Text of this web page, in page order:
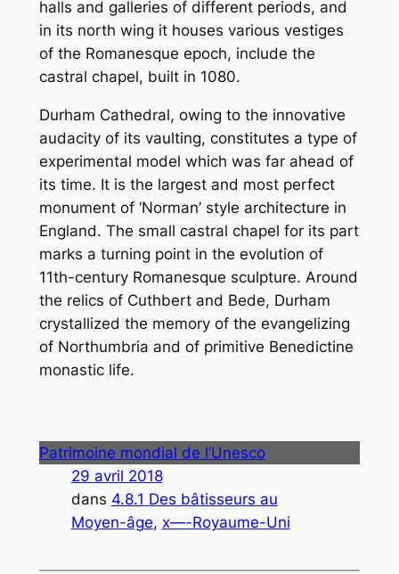
halls and galleries of different periods, and
in its north wing it houses various vestiges
of the Romanesque epoch, include the
castral chapel, built in 1080.
Durham Cathedral, owing to the innovative
audacity of its vaulting, constitutes a type of
experimental model which was far ahead of
its time. It is the largest and most perfect
monument of ‘Norman’ style architecture in
England. The small castral chapel for its part
marks a turning point in the evolution of
11th-century Romanesque sculpture. Around
the relics of Cuthbert and Bede, Durham
crystallized the memory of the evangelizing
of Northumbria and of primitive Benedictine
monastic life.
Patrimoine mondial de l’Unesco
29 avril 2018
dans 4.8.1 Des bâtisseurs au
Moyen-âge, x—-Royaume-Uni